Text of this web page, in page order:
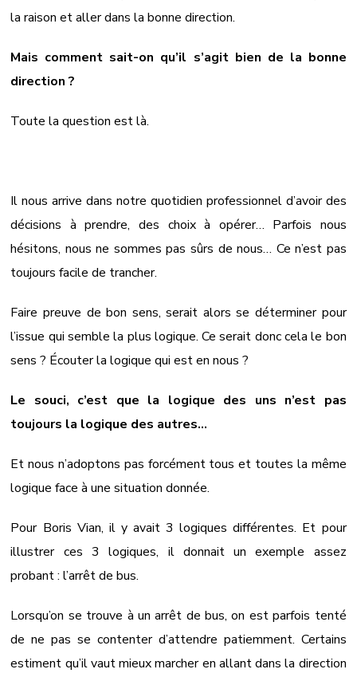
la raison et aller dans la bonne direction.
Mais comment sait-on qu’il s’agit bien de la bonne
direction ?
Toute la question est là.
Il nous arrive dans notre quotidien professionnel d’avoir des
décisions à prendre, des choix à opérer… Parfois nous
hésitons, nous ne sommes pas sûrs de nous… Ce n’est pas
toujours facile de trancher.
Faire preuve de bon sens, serait alors se déterminer pour
l’issue qui semble la plus logique. Ce serait donc cela le bon
sens ? Écouter la logique qui est en nous ?
Le souci, c’est que la logique des uns n’est pas
toujours la logique des autres…
Et nous n’adoptons pas forcément tous et toutes la même
logique face à une situation donnée.
Pour Boris Vian, il y avait 3 logiques différentes. Et pour
illustrer ces 3 logiques, il donnait un exemple assez
probant : l’arrêt de bus.
Lorsqu’on se trouve à un arrêt de bus, on est parfois tenté
de ne pas se contenter d’attendre patiemment. Certains
estiment qu’il vaut mieux marcher en allant dans la direction